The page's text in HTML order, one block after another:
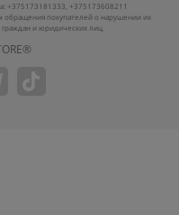
+375173181333, +375173608211
обращения покупателей о нарушении их
граждан и юридических лиц.